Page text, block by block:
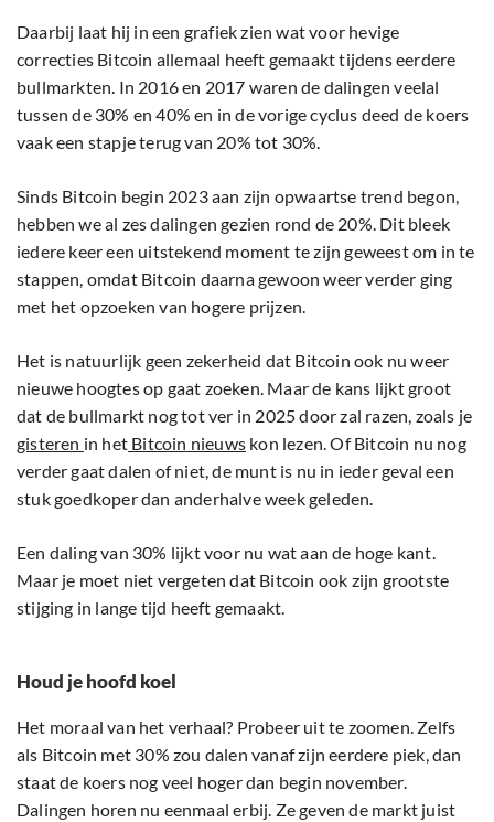
Daarbij laat hij in een grafiek zien wat voor hevige
correcties Bitcoin allemaal heeft gemaakt tijdens eerdere
bullmarkten. In 2016 en 2017 waren de dalingen veelal
tussen de 30% en 40% en in de vorige cyclus deed de koers
vaak een stapje terug van 20% tot 30%.
Sinds Bitcoin begin 2023 aan zijn opwaartse trend begon,
hebben we al zes dalingen gezien rond de 20%. Dit bleek
iedere keer een uitstekend moment te zijn geweest om in te
stappen, omdat Bitcoin daarna gewoon weer verder ging
met het opzoeken van hogere prijzen.
Het is natuurlijk geen zekerheid dat Bitcoin ook nu weer
nieuwe hoogtes op gaat zoeken. Maar de kans lijkt groot
dat de bullmarkt nog tot ver in 2025 door zal razen, zoals je
gisteren in het Bitcoin nieuws kon lezen. Of Bitcoin nu nog
verder gaat dalen of niet, de munt is nu in ieder geval een
stuk goedkoper dan anderhalve week geleden.
Een daling van 30% lijkt voor nu wat aan de hoge kant.
Maar je moet niet vergeten dat Bitcoin ook zijn grootste
stijging in lange tijd heeft gemaakt.
Houd je hoofd koel
Het moraal van het verhaal? Probeer uit te zoomen. Zelfs
als Bitcoin met 30% zou dalen vanaf zijn eerdere piek, dan
staat de koers nog veel hoger dan begin november.
Dalingen horen nu eenmaal erbij. Ze geven de markt juist